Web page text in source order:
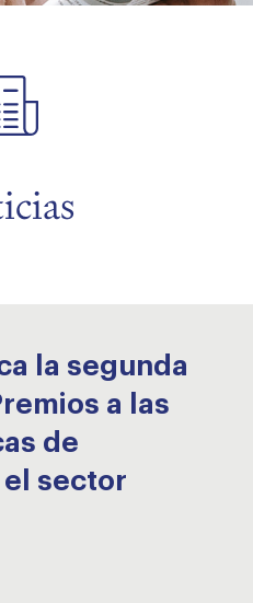
la segunda
a las
de
sector